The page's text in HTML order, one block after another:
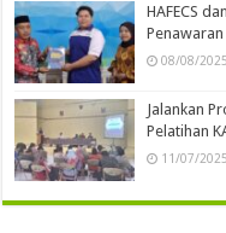
HAFECS
08/08/2025
Jalankan
Pelatihan
11/07/2025